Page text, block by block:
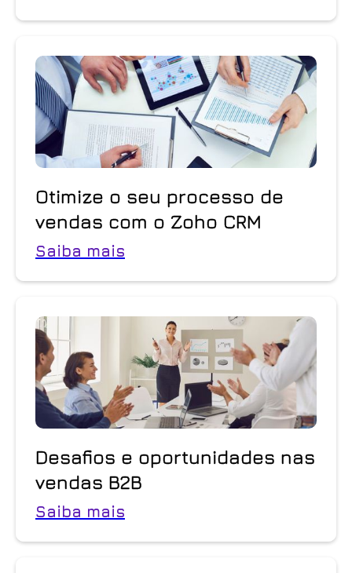
Otimize o seu processo de
vendas com o Zoho CRM
Saiba mais
Desafios e oportunidades nas
vendas B2B
Saiba mais